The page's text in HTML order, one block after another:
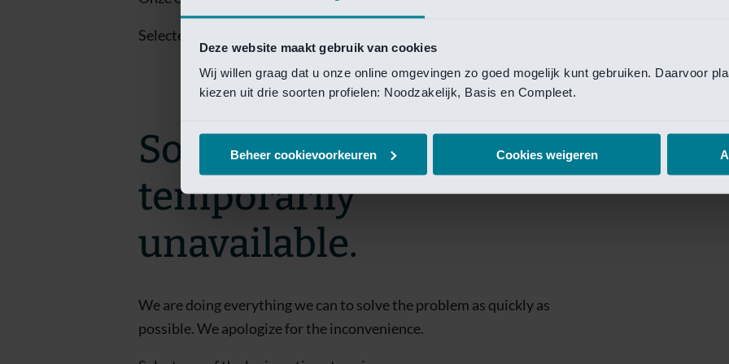
Deze website maakt gebruik van cookies
Wij willen graag dat u onze online omgevingen zo goed mogelijk kunt gebruiken. Daarvoor
kiezen uit drie soorten profielen: Noodzakelijk, Basis en Compleet.
Beheer cookievoorkeuren Cookies weigeren
Van Lanschot
Selecteer een van de login opties om toegang te krijgen.
Sorry! This page is
temporarily
unavailable.
We are doing everything we can to solve the problem as quickly as
possible. We apologize for the inconvenience.